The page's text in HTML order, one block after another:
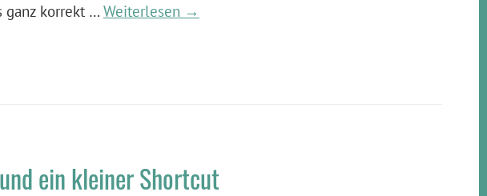
ganz korrekt … Weiterlesen →
ein kleiner Shortcut